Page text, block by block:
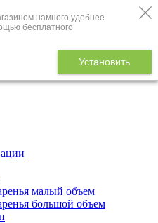
намного удобнее
бесплатного
Установить
малый объем
большой объем